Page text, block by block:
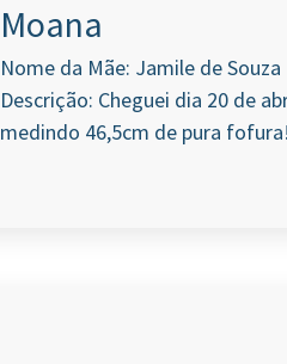
Moana
Nome da Mãe: Jamile de Souza
Descrição: Cheguei dia 20 de
medindo 46,5cm de pura fofura!